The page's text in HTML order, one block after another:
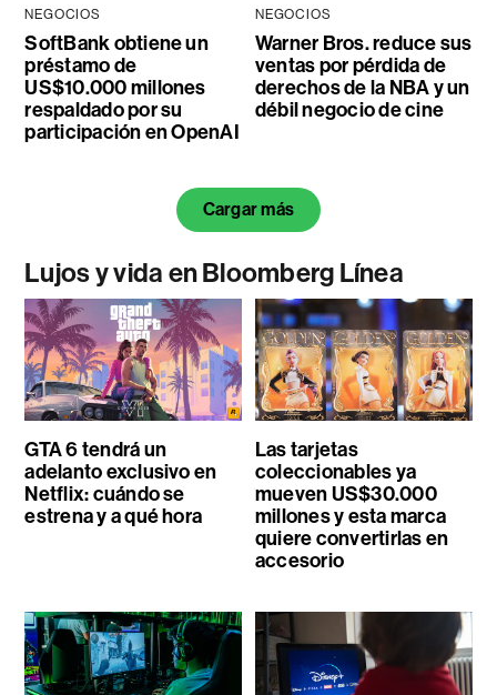
NEGOCIOS
SoftBank obtiene un
préstamo de
US$10.000 millones
respaldado por su
participación en OpenAI
NEGOCIOS
Warner Bros. reduce sus
ventas por pérdida de
derechos de la NBA y un
débil negocio de cine
Cargar más
Lujos y vida en Bloomberg Línea
GTA 6 tendrá un
adelanto exclusivo en
Netflix: cuándo se
estrena y a qué hora
Las tarjetas
coleccionables ya
mueven US$30.000
millones y esta marca
quiere convertirlas en
accesorio